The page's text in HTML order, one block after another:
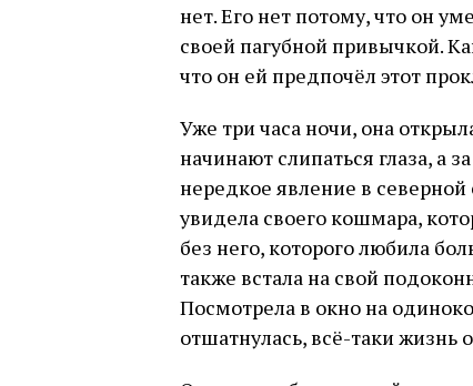
нет. Его нет потому, что он
своей пагубной привычкой.
что он ей предпочёл этот
Уже три часа ночи, она
начинают слипаться глаза, а
нередкое явление в
увидела своего кошмара,
без него, которого любила
также встала на свой
Посмотрела в окно на
отшатнулась, всё-таки жизнь